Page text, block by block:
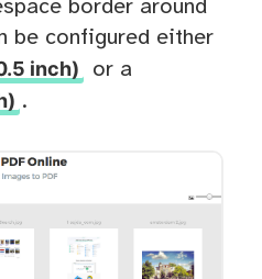
border around
be configured either
inch)
or a
.